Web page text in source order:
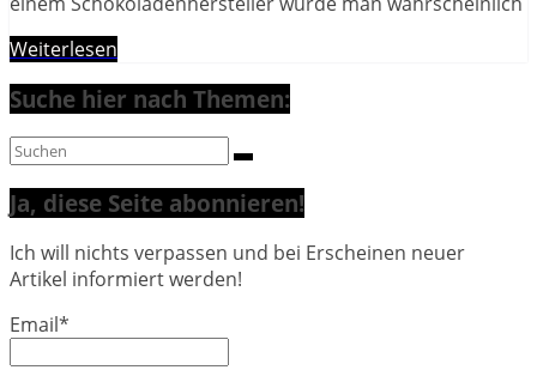
Weiterlesen
Suche hier nach Themen:
Ja, diese Seite abonnieren!
Ich will nichts verpassen und bei Erscheinen neuer
Artikel informiert werden!
Email*